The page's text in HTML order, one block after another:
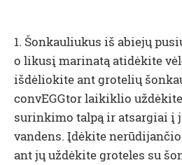
1. Šonkauliukus iš abiejų
o likusį marinatą atidėkite
išdėliokite ant grotelių
convEGGtor laikiklio
surinkimo talpą ir atsargiai į
vandens. Įdėkite
ant jų uždėkite groteles su